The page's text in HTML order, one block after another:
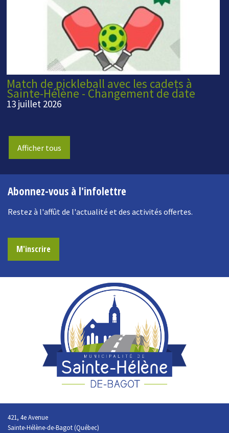
Match de pickleball avec les cadets à
Sainte-Hélène - Changement de date
13 juillet 2026
Afficher tous
Abonnez-vous à l'infolettre
Restez à l'affût de l'actualité et des activités offertes.
M'inscrire
421, 4e Avenue
Sainte-Hélène-de-Bagot (Québec)